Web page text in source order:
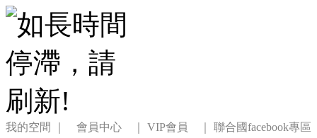
我的空間 ｜ 會員中心 ｜ VIP會員 ｜ 聯合國facebook專區